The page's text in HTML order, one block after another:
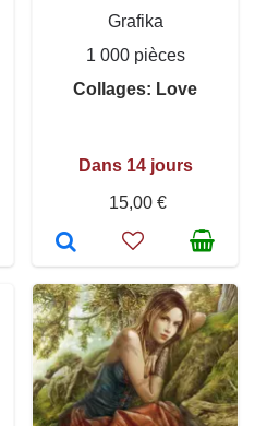
Grafika
1 000 pièces
Collages: Love
Dans 14 jours
15,00 €